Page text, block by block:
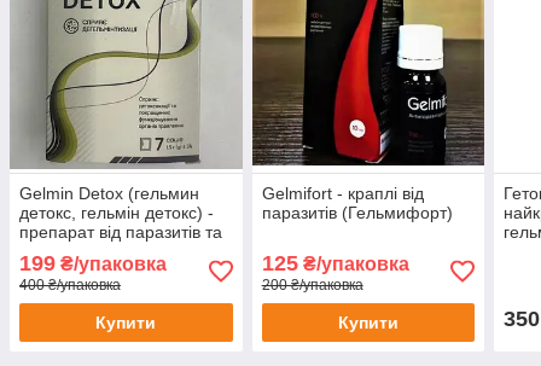
Gelmin Detox (гельмин
детокс, гельмін детокс) -
препарат від паразитів та
саше
199 ₴/упаковка
400 ₴/упаковка
Купити
Gelmifort - краплі від
паразитів (Гельмифорт)
125₴/упаковка
200 ₴/упаковка
Купити 350